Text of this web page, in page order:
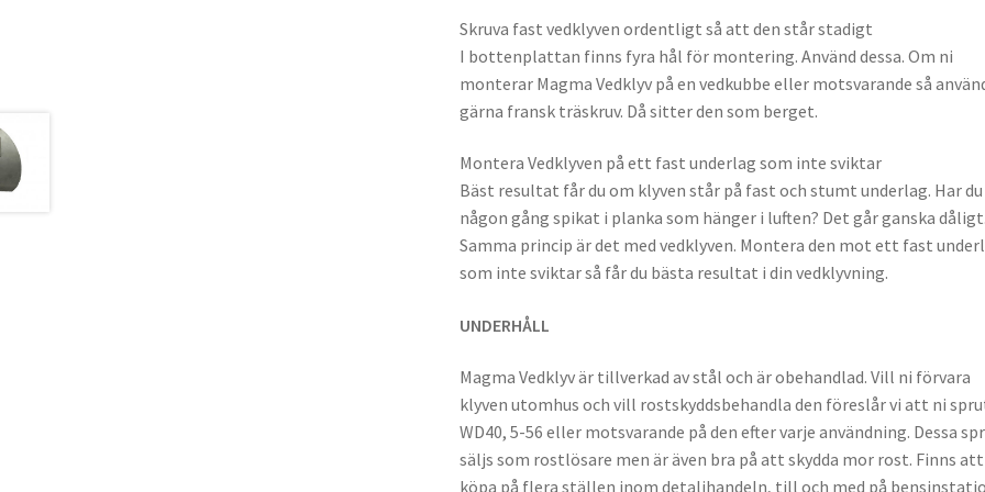
Skruva fast vedklyven ordentligt så att den står stadigt
I bottenplattan finns fyra hål för montering. Använd dessa. Om ni
monterar Magma Vedklyv på en vedkubbe eller motsvarande så
gärna fransk träskruv. Då sitter den som berget.
Montera Vedklyven på ett fast underlag som inte sviktar
Bäst resultat får du om klyven står på fast och stumt underlag. Har du
någon gång spikat i planka som hänger i luften? Det går ganska
Samma princip är det med vedklyven. Montera den mot ett fast
som inte sviktar så får du bästa resultat i din vedklyvning.
UNDERHÅLL
Magma Vedklyv är tillverkad av stål och är obehandlad. Vill ni förvara
klyven utomhus och vill rostskyddsbehandla den föreslår vi att ni
WD40, 5-56 eller motsvarande på den efter varje användning. Dessa
säljs som rostlösare men är även bra på att skydda mor rost. Finns att
köpa på flera ställen inom detaljhandeln, till och med på